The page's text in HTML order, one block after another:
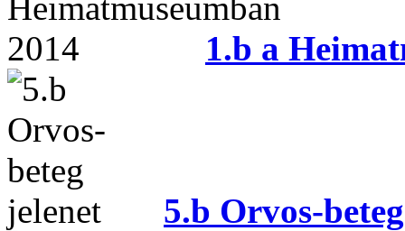
1.b a
5.b Orvos-